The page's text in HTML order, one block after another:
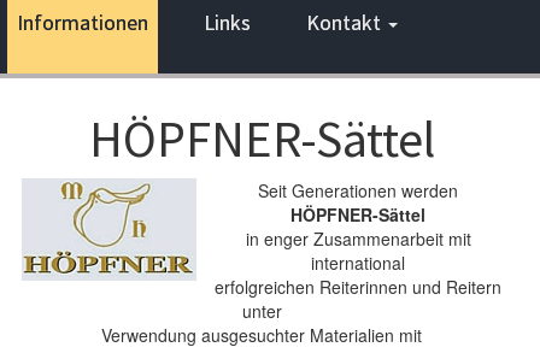
Informationen Links Kontakt
HÖPFNER-Sättel
Seit Generationen werden
HÖPFNER-Sättel
in enger Zusammenarbeit mit
international
erfolgreichen Reiterinnen und Reitern
unter
Verwendung ausgesuchter Materialien mit